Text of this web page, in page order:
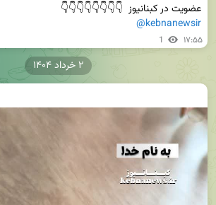
عضویت در کبنانیوز  👇👇👇👇👇👇👇👇
@kebnanewsir
1 ۱۷:۵۵
۲ خرداد ۱۴۰۴